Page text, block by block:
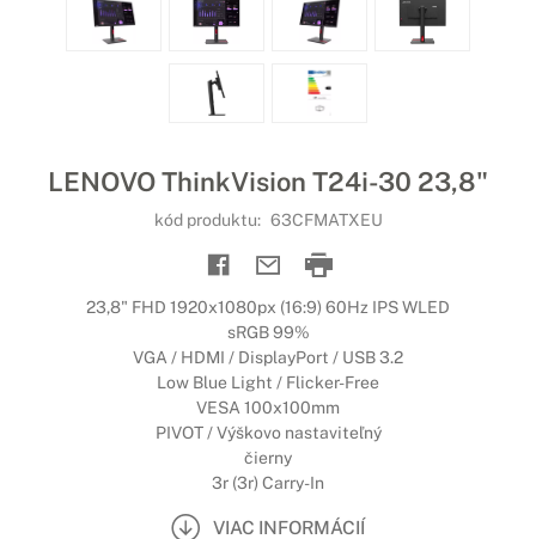
LENOVO ThinkVision T24i-30 23,8"
kód produktu: 63CFMATXEU
23,8" FHD 1920x1080px (16:9) 60Hz IPS WLED
sRGB 99%
VGA / HDMI / DisplayPort / USB 3.2
Low Blue Light / Flicker-Free
VESA 100x100mm
PIVOT / Výškovo nastaviteľný
čierny
3r (3r) Carry-In
VIAC INFORMÁCIÍ